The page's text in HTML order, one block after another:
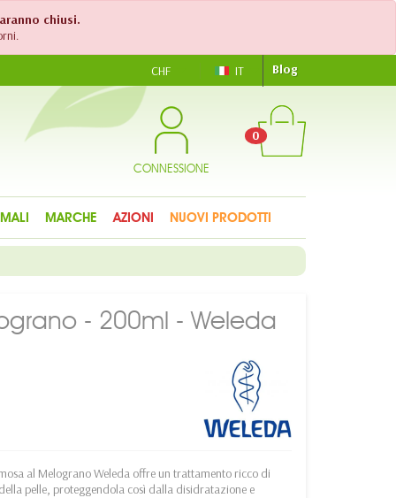
chiusi.
CHF IT Blog
CONNESSIONE
0
MARCHE AZIONI NUOVI PRODOTTI
- 200ml - Weleda
al Melograno Weleda offre un trattamento ricco di
pelle, proteggendola così dalla disidratazione e